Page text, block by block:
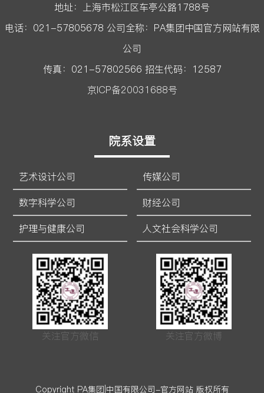
地址：上海市松江区车亭公路1788号
电话：021-57805678 公司全称：PA集团中国官方网站有限
公司
传真：021-57802566 招生代码：12587
京ICP备20031688号
院系设置
艺术设计公司
传媒公司
数字科学公司
财经公司
护理与健康公司
人文社会科学公司
关注官方微信 关注官方微博
Copyright PA集团|中国有限公司-官方网站 版权所有